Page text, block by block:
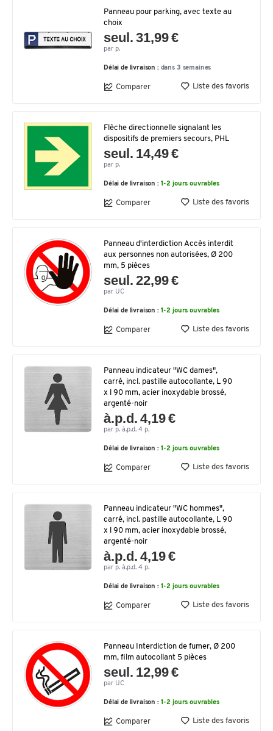
Panneau pour parking, avec texte au
choix
seul. 31,99 €
par p.
Délai de livraison : dans 3 semaines
Comparer Liste des favoris
Flèche directionnelle signalant les
dispositifs de premiers secours, PHL
seul. 14,49 €
par p.
Délai de livraison : 1-2 jours ouvrables
Comparer Liste des favoris
Panneau d'interdiction Accès interdit
aux personnes non autorisées, Ø 200
mm, 5 pièces
seul. 22,99 €
par UC
Délai de livraison : 1-2 jours ouvrables
Comparer Liste des favoris
Panneau indicateur "WC dames",
carré, incl. pastille autocollante, L 90
x l 90 mm, acier inoxydable brossé,
argenté-noir
à.p.d. 4,19 €
par p. à.p.d. 4 p.
Délai de livraison : 1-2 jours ouvrables
Comparer Liste des favoris
Panneau indicateur "WC hommes",
carré, incl. pastille autocollante, L 90
x l 90 mm, acier inoxydable brossé,
argenté-noir
à.p.d. 4,19 €
par p. à.p.d. 4 p.
Délai de livraison : 1-2 jours ouvrables
Comparer Liste des favoris
Panneau Interdiction de fumer, Ø 200
mm, film autocollant 5 pièces
seul. 12,99 €
par UC
Délai de livraison : 1-2 jours ouvrables
Comparer Liste des favoris